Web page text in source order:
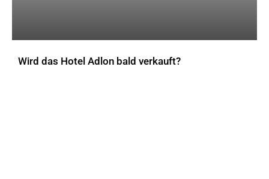
Wird das Hotel Adlon bald verkauft?